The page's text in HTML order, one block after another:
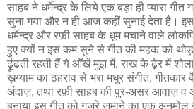
साहब ने धर्मेन्द्र के लिये एक बड़ा ही प्यारा गीत
सुना गया और न ही आज कहीं सुनाई देता है।
धर्मेन्द्र और रफ़ी साहब के धूम मचाने वाले
हुए क्यों न इस कम सुने से गीत की महक को
ढ़ूंढती रहती हैं ये आँखें मुझ में, राख के ढ़ेर में
ख़य्याम का ठहराव से भरा मधुर संगीत, गीतकार
अंदाज़, तथा रफ़ी साहब की पुर-असर आवाज़ व
बनाया इस गीत को गुज़रे ज़माने का एक अनमोल